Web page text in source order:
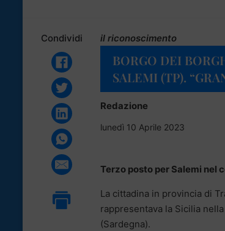
Condividi il riconoscimento
BORGO DEI
SALEMI (TP).
Redazione
lunedì 10 Aprile 2023
Terzo posto per Salemi nel
La cittadina in provincia di
rappresentava la Sicilia
(Sardegna).